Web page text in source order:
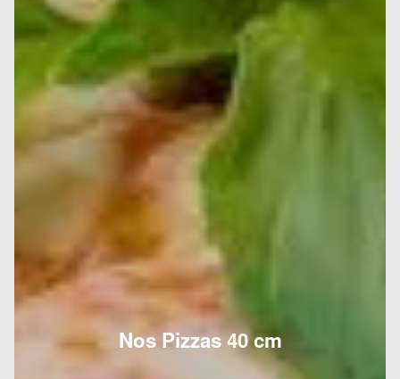
Nos Pizzas 40 cm